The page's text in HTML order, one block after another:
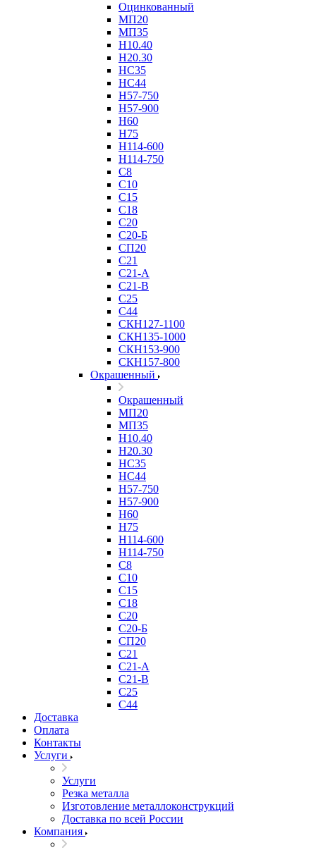
Оцинкованный
МП20
МП35
Н10.40
Н20.30
НС35
НС44
Н57-750
Н57-900
Н60
Н75
Н114-600
Н114-750
С8
С10
С15
С18
С20
С20-Б
СП20
С21
С21-А
С21-В
С25
С44
СКН127-1100
СКН135-1000
СКН153-900
СКН157-800
Окрашенный
Окрашенный
МП20
МП35
Н10.40
Н20.30
НС35
НС44
Н57-750
Н57-900
Н60
Н75
Н114-600
Н114-750
С8
С10
С15
С18
С20
С20-Б
СП20
С21
С21-А
С21-В
С25
С44
Доставка
Оплата
Контакты
Услуги
Услуги
Резка металла
Изготовление металлоконструкций
Доставка по всей России
Компания